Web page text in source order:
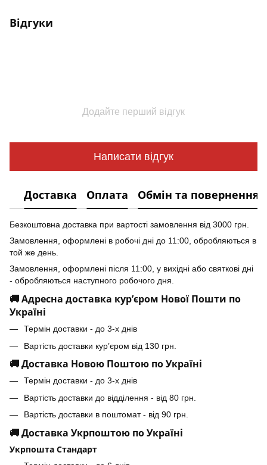
Відгуки
Додайте перший відгук
Написати відгук
Доставка Оплата Обмін та повернення
Безкоштовна доставка при вартості замовлення від 3000 грн.
Замовлення, оформлені в робочі дні до 11:00, обробляються в
той же день.
Замовлення, оформлені після 11:00, у вихідні або святкові дні
- обробляються наступного робочого дня.
🚚 Адресна доставка кур’єром Нової Пошти по
Україні
Термін доставки - до 3-х днів
Вартість доставки кур’єром від 130 грн.
🚚 Доставка Новою Поштою по Україні
Термін доставки - до 3-х днів
Вартість доставки до відділення - від 80 грн.
Вартість доставки в поштомат - від 90 грн.
🚚 Доставка Укрпоштою по Україні
Укрпошта Стандарт